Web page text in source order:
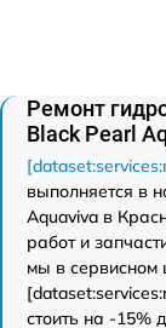
Ремонт
Black Pearl
выполняется в
Aquaviva в
работ и
мы в сервисном
стоить на -15%